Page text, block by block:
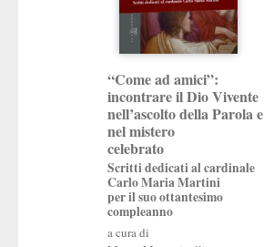
“Come ad amici”:
incontrare il Dio Vivente
nell’ascolto della Parola e
nel mistero
celebrato
Scritti dedicati al cardinale
Carlo Maria Martini
per il suo ottantesimo
compleanno
a cura di